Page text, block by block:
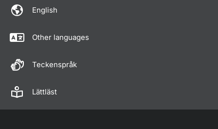
English
Other languages
Teckenspråk
Lättläst